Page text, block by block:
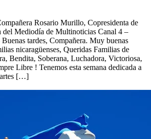
Rosario Murillo, Copresidenta de
del Mediodía de Multinoticias Canal 4 –
tardes, Compañera. Muy buenas
nicaragüenses, Queridas Familias de
Bendita, Soberana, Luchadora, Victoriosa,
Libre ! Tenemos esta semana dedicada a
[…]